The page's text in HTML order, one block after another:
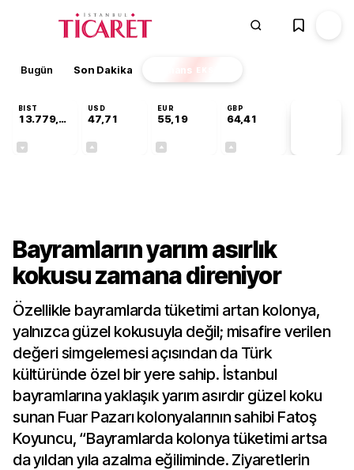
Bugün Son Dakika Finans EKSTRA
BIST
13.779,39
USD
47,71
EUR
55,19
GBP
64,41
Bayramların yarım asırlık
kokusu zamana direniyor
Özellikle bayramlarda tüketimi artan kolonya,
yalnızca güzel kokusuyla değil; misafire verilen
değeri simgelemesi açısından da Türk
kültüründe özel bir yere sahip. İstanbul
bayramlarına yaklaşık yarım asırdır güzel koku
sunan Fuar Pazarı kolonyalarının sahibi Fatoş
Koyuncu, “Bayramlarda kolonya tüketimi artsa
da yıldan yıla azalma eğiliminde. Ziyaretlerin